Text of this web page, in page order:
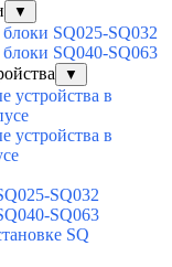
▼
SQ025-SQ032
SQ040-SQ063
▼
устройства в
устройства в
SQ032
SQ063
SQ